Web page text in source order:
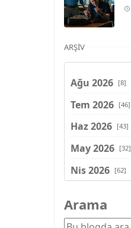
ARŞIV
Ağu 2026 [8]
Tem 2026 [46]
Haz 2026 [43]
May 2026 [32]
Nis 2026 [62]
Şub 2026
Arama